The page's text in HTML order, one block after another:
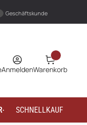
Geschäftskunde
AnmeldenWarenkorb
WOHNMOBILTEILE
SCHNELLKAUF